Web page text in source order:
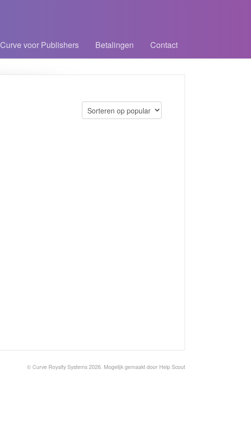
Curve voor Publishers Betalingen Contact
© Curve Royalty Systems 2026. Mogelijk gemaakt door Help Scout